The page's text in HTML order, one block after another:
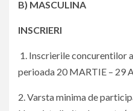
B) MASCULINA
INSCRIERI
1. Inscrierile concurentilor
perioada 20 MARTIE – 29
2. Varsta minima de